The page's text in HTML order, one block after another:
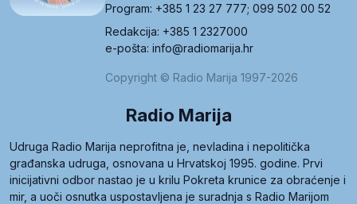
Program: +385 1 23 27 777; 099 502 00 52
Redakcija: +385 1 2327000
e-pošta: info@radiomarija.hr
Copyright © Radio Marija 1997-2026
Radio Marija
Udruga Radio Marija neprofitna je, nevladina i nepolitička
građanska udruga, osnovana u Hrvatskoj 1995. godine. Prvi
inicijativni odbor nastao je u krilu Pokreta krunice za obraćenje i
mir, a uoči osnutka uspostavljena je suradnja s Radio Marijom